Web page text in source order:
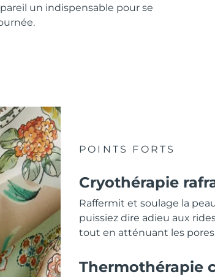
un indispensable pour se
POINTS FORTS
Cryothérapie
Raffermit et soulage la
puissiez dire adieu aux
tout en atténuant les
Thermothérapie